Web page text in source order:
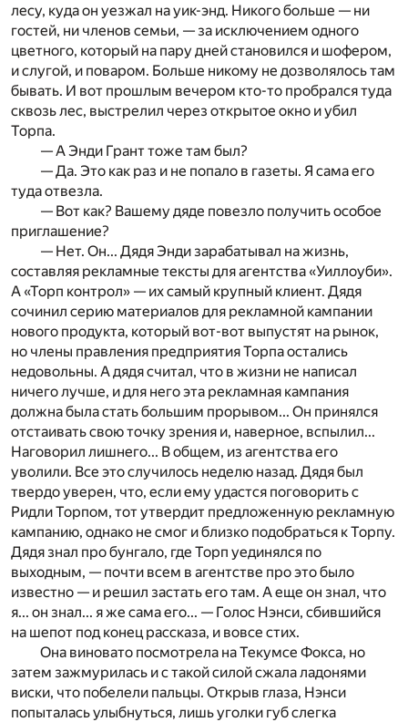
лесу, куда он уезжал на уик-энд. Никого больше — ни
гостей, ни членов семьи, — за исключением одного
цветного, который на пару дней становился и шофером,
и слугой, и поваром. Больше никому не дозволялось там
бывать. И вот прошлым вечером кто-то пробрался туда
сквозь лес, выстрелил через открытое окно и убил
Торпа.
— А Энди Грант тоже там был?
— Да. Это как раз и не попало в газеты. Я сама его
туда отвезла.
— Вот как? Вашему дяде повезло получить особое
приглашение?
— Нет. Он... Дядя Энди зарабатывал на жизнь,
составляя рекламные тексты для агентства «Уиллоуби».
А «Торп контрол» — их самый крупный клиент. Дядя
сочинил серию материалов для рекламной кампании
нового продукта, который вот-вот выпустят на рынок,
но члены правления предприятия Торпа остались
недовольны. А дядя считал, что в жизни не написал
ничего лучше, и для него эта рекламная кампания
должна была стать большим прорывом... Он принялся
отстаивать свою точку зрения и, наверное, вспылил...
Наговорил лишнего... В общем, из агентства его
уволили. Все это случилось неделю назад. Дядя был
твердо уверен, что, если ему удастся поговорить с
Ридли Торпом, тот утвердит предложенную рекламную
кампанию, однако не смог и близко подобраться к Торпу.
Дядя знал про бунгало, где Торп уединялся по
выходным, — почти всем в агентстве про это было
известно — и решил застать его там. А еще он знал, что
я... он знал... я же сама его... — Голос Нэнси, сбившийся
на шепот под конец рассказа, и вовсе стих.
Она виновато посмотрела на Текумсе Фокса, но
затем зажмурилась и с такой силой сжала ладонями
виски, что побелели пальцы. Открыв глаза, Нэнси
попыталась улыбнуться, лишь уголки губ слегка